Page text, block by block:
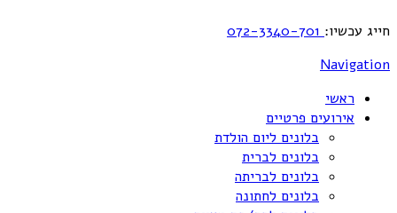
חייג עכשיו:
Navigation
ראשי
אירועים פרטיים
בלונים ליום הולדת
בלונים לברית
בלונים לבריתה
בלונים לחתונה